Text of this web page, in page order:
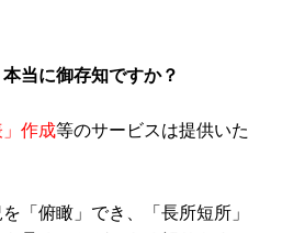
当に御存知ですか？
作成等のサービスは提供いた
「俯瞰」でき、「長所短所」